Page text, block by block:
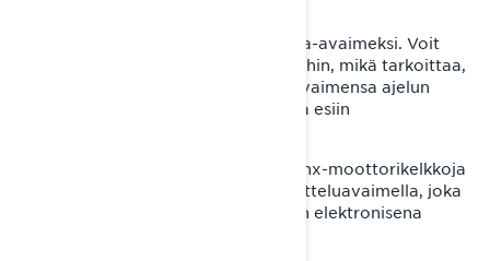
Opetteluavain sopii myös hyvin vara-avaimeksi. Voit
käyttää yhtä avainta useisiin kelkkoihin, mikä tarkoittaa,
että jos joku ryhmässäsi kadottaa avaimensa ajelun
aikana, voit pelastaa päivän ja ottaa esiin
Nelitahtimoottorilla varustettuja Lynx-moottorikelkkoja
voidaan ohjata ohjelmoitavalla opetteluavaimella, joka
toimii ajoneuvon tehon ja nopeuden elektronisena